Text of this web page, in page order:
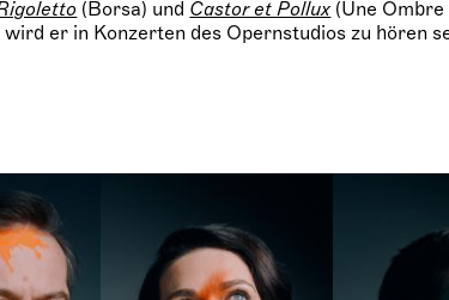
(Borsa) und Castor et Pollux(Une Ombre
er in Konzerten des Opernstudios zu hören